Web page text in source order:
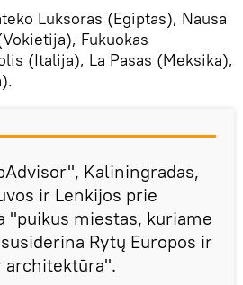
Luksoras (Egiptas), Nausa
Fukuokas
(Italija), La Pasas (Meksika),
Kaliningradas,
ir Lenkijos prie
"puikus miestas, kuriame
Rytų Europos ir
architektūra".